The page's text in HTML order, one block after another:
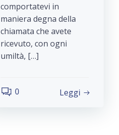
comportatevi in
maniera degna della
chiamata che avete
ricevuto, con ogni
umiltà, […]
0 Leggi